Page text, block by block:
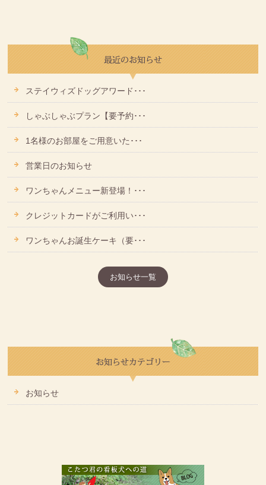
ステイウィズドッグアワード･･･
しゃぶしゃぶプラン【要予約･･･
1名様のお部屋をご用意いた･･･
営業日のお知らせ
ワンちゃんメニュー新登場！･･･
クレジットカードがご利用い･･･
ワンちゃんお誕生ケーキ（要･･･
お知らせ一覧
お知らせ